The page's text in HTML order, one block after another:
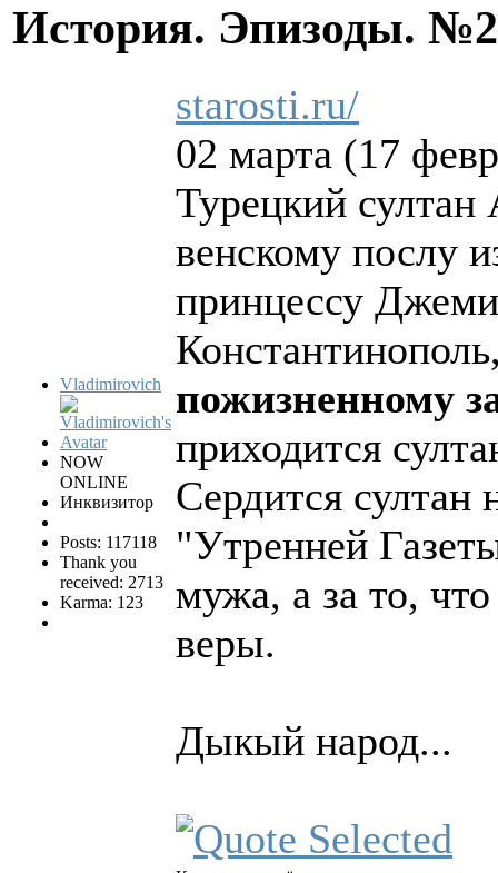
История. Эпизоды.
Vladimirovich
NOW
ONLINE
Инквизитор
Posts: 117118
Thank you
received: 2713
Karma: 123
starosti.ru/
02 марта (17
Турецкий султан
венскому послу
принцессу
пожизненному
приходится
Сердится султан
"Утренней
мужа, а за то,
веры.
Дыкый народ...